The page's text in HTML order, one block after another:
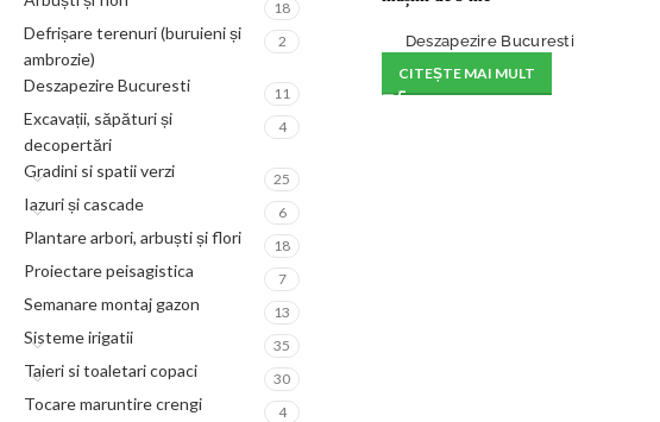
18
Defrișare terenuri (buruieni și
ambrozie)
2
Deszapezire Bucuresti 11
Excavații, săpături și
decopertări
4
Gradini si spatii verzi 25
Iazuri și cascade 6
Plantare arbori, arbuști și flori 18
Proiectare peisagistica 7
Semanare montaj gazon 13
Sisteme irigatii 35
Taieri si toaletari copaci 30
Tocare maruntire crengi 4
Deszapezire Bucuresti
CITEȘTE MAI MULT